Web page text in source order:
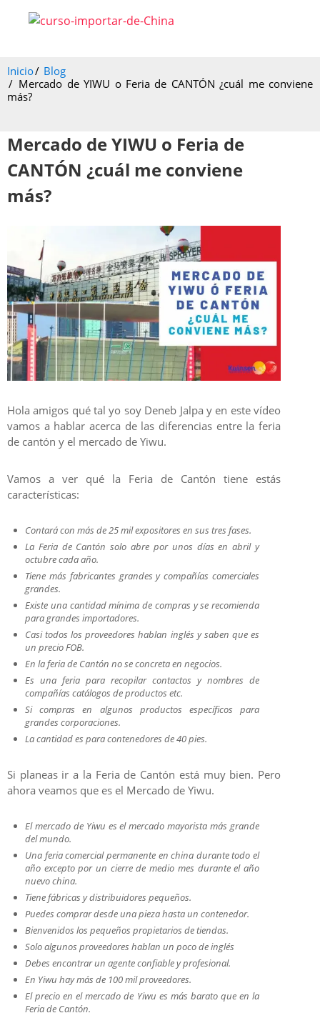
Inicio
Blog
Mercado de YIWU o Feria de CANTÓN ¿cuál me conviene
más?
Mercado de YIWU o Feria de
CANTÓN ¿cuál me conviene
más?
Hola amigos qué tal yo soy Deneb Jalpa y en este vídeo
vamos a hablar acerca de las diferencias entre la feria
de cantón y el mercado de Yiwu.
Vamos a ver qué la Feria de Cantón tiene estás
características:
Contará con más de 25 mil expositores en sus tres fases.
La Feria de Cantón solo abre por unos días en abril y
octubre cada año.
Tiene más fabricantes grandes y compañías comerciales
grandes.
Existe una cantidad mínima de compras y se recomienda
para grandes importadores.
Casi todos los proveedores hablan inglés y saben que es
un precio FOB.
En la feria de Cantón no se concreta en negocios.
Es una feria para recopilar contactos y nombres de
compañías catálogos de productos etc.
Si compras en algunos productos específicos para
grandes corporaciones.
La cantidad es para contenedores de 40 pies.
Si planeas ir a la Feria de Cantón está muy bien. Pero
ahora veamos que es el Mercado de Yiwu.
El mercado de Yiwu es el mercado mayorista más grande
del mundo.
Una feria comercial permanente en china durante todo el
año excepto por un cierre de medio mes durante el año
nuevo china.
Tiene fábricas y distribuidores pequeños.
Puedes comprar desde una pieza hasta un contenedor.
Bienvenidos los pequeños propietarios de tiendas.
Solo algunos proveedores hablan un poco de inglés
Debes encontrar un agente confiable y profesional.
En Yiwu hay más de 100 mil proveedores.
El precio en el mercado de Yiwu es más barato que en la
Feria de Cantón.